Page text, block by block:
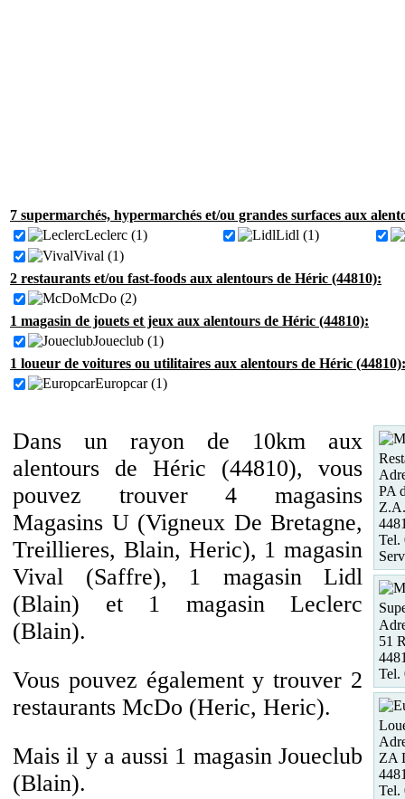
7 supermarchés, hypermarchés et/ou grandes surfaces aux
Leclerc (1)
Lidl (1)
Vival (1)
2 restaurants et/ou fast-foods aux alentours de Héric (44810):
McDo (2)
1 magasin de jouets et jeux aux alentours de Héric (44810):
Joueclub (1)
1 loueur de voitures ou utilitaires aux alentours de Héric (44810):
Europcar (1)
Dans un rayon de 10km aux
alentours de Héric (44810), vous
pouvez trouver 4 magasins
Magasins U (Vigneux De Bretagne,
Treillieres, Blain, Heric), 1 magasin
Vival (Saffre), 1 magasin Lidl
(Blain) et 1 magasin Leclerc
(Blain).
Vous pouvez également y trouver 2
restaurants McDo (Heric, Heric).
Mais il y a aussi 1 magasin Joueclub
(Blain).
PA
Tel.
51
Tel.
ZA
Tel.